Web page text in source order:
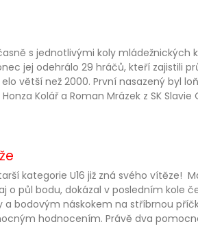
s jednotlivými koly
jej odehrálo 29 hráčů, kteří zajistili
větší než 2000. První nasazený byl
Kolář a Roman Mrázek z SK Slavie
kategorie U16 již zná svého vítěze!
o půl bodu, dokázal v posledním kole
a bodovým náskokem na stříbrnou
hodnocením. Právě dva